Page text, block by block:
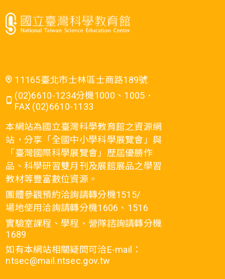
11165臺北市士林區士商路189號
(02)6610-1234分機1000、1005．
FAX (02)6610-1133
本網站為國立臺灣科學教育館之資源網
站，分享「全國中小學科學展覽會」與
「臺灣國際科學展覽會」歷屆優勝作
品、科學研習雙月刊及展館展品之學習
教材等豐富數位資源。
團體參觀預約洽詢請轉分機1515/
場地使用洽詢請轉分機1606、1516
實驗室課程、學程、營隊諮詢請轉分機
1689
如有本網站相關疑問可洽E-mail：
ntsec@mail.ntsec.gov.tw